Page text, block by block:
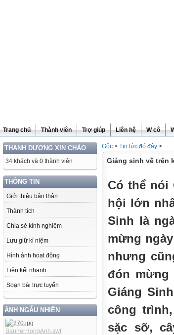
Trang chủ Thành viên Trợ giúp Liên hệ W cô
THANH DƯƠNG XIN CHÀO
34 khách và 0 thành viên
THÔNG TIN
Giới thiệu bản thân
Thành tích
Chia sẻ kinh nghiệm
Lưu giữ kỉ niệm
Hình ảnh hoạt động
Liên kết nhanh
Soạn bài trực tuyến
ẢNH NGẪU NHIÊN
Gốc > Tin tức đó đây >
Giáng sinh về trên
Có thể nói
hội lớn
Sinh là
mừng
nhưng
đón mừng
Giáng
công
sặc sỡ,